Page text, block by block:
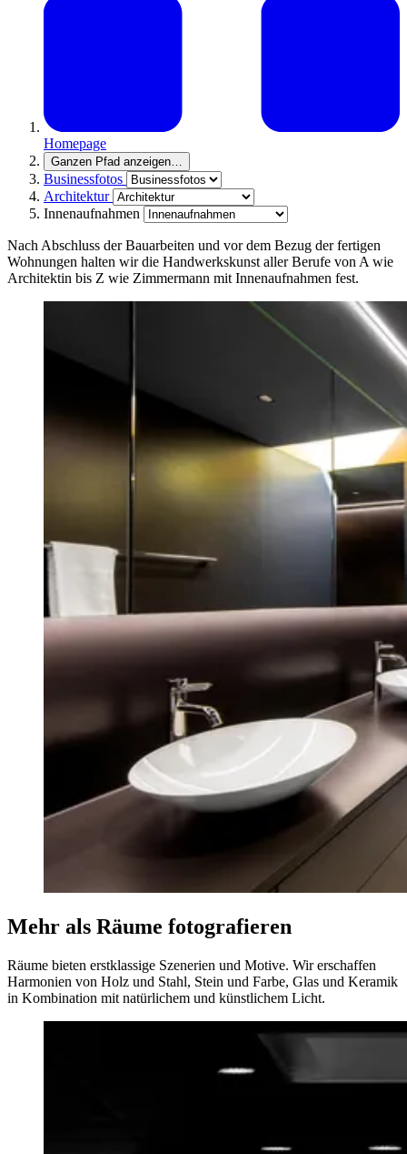
Homepage
Ganzen Pfad anzeigen…
Businessfotos
Architektur
Innenaufnahmen
Nach Abschluss der Bauarbeiten und vor dem Bezug der fertigen
Wohnungen halten wir die Handwerkskunst aller Berufe von A wie
Architektin bis Z wie Zimmermann mit Innenaufnahmen fest.
Mehr als Räume fotografieren
Räume bieten erstklassige Szenerien und Motive. Wir erschaffen
Harmonien von Holz und Stahl, Stein und Farbe, Glas und Keramik
in Kombination mit natürlichem und künstlichem Licht.